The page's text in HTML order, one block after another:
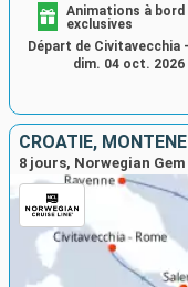
Animations à bord
exclusives
Départ de Civitavecchia
dim. 04 oct. 2026
CROATIE,
8 jours, Norwegian Gem